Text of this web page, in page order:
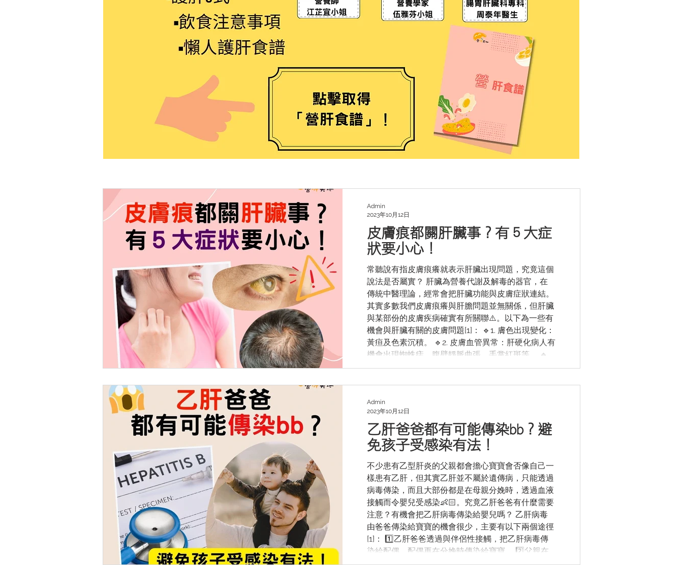
皮膚痕都關肝臟事？有５大症
狀要小心！
常聽說有指皮膚痕癢就表示肝臟出現問題，究竟這個
說法是否屬實？ 肝臟為營養代謝及解毒的器官，在
傳統中醫理論，經常會把肝臟功能與皮膚症狀連結。
其實多數我們皮膚痕癢與肝膽問題並無關係，但肝臟
與某部份的皮膚疾病確實有所關聯⚠️。以下為一些有
機會與肝臟有關的皮膚問題[1]： 🔹1. 膚色出現變化：
黃疸及色素沉積。 🔹2. 皮膚血管異常：肝硬化病人有
機會出現蜘蛛痣、腹壁靜脈曲張、手掌紅斑等。 🔹3.
皮疹：身體出現難以消退的蕁麻疹、血管神經性水
題。 🔹5. 毛髮改變：如肝臟對雌激素代謝下降，做
成其雄激素下降，會令有些男性患者毛髮會變稀疏。
如果您發現自己有以上症狀，建議求醫作進一步檢
查。我們日常亦應好好護肝💖，維持肝臟健康！
——————————————————————————
——— 營肝天地（香港醫療護理發展協會的屬會，旨
在為肝病患者及其家屬，以及對肝臟健康和肝臟營養
資訊有興趣的人士提供免費資訊、活動、優惠等。）
>> 免費入會連結 http:/
Admin
2023年10月12日
乙肝爸爸都有可能傳染bb？避
免孩子受感染有法！
不少患有乙型肝炎的父親都會擔心寶寶會否像自己一
樣患有乙肝，但其實乙肝並不屬於遺傳病，只能透過
病毒傳染，而且大部份都是在母親分娩時，透過血液
接觸而令嬰兒受感染👶🏻。究竟乙肝爸爸有什麼需要
注意？有機會把乙肝病毒傳染給嬰兒嗎？ 乙肝病毒
由爸爸傳染給寶寶的機會很少，主要有以下兩個途徑
[1]： 1️⃣乙肝爸爸透過與伴侶性接觸，把乙肝病毒傳
染給配偶，配偶再在分娩時傳染給寶寶。 2️⃣父親在
Admin
2023年10月12日